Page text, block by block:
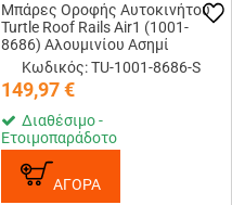
Μπάρες Οροφής Αυτοκινήτου
Turtle Roof Rails Air1 (1001-
8686) Αλουμινίου Ασημί
Κωδικός: TU-1001-8686-S
149,97€
Διαθέσιμο -
Ετοιμοπαράδοτο
ΑΓΟΡΑ